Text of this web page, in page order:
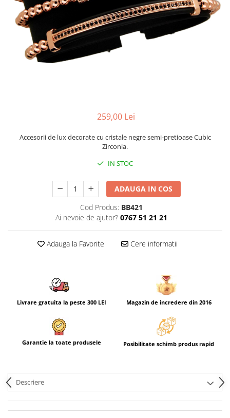
CERCEI
CEASURI DAMA
259,00 Lei
Accesorii de lux decorate cu cristale negre semi-pretioase Cubic
Zirconia.
IN STOC
ADAUGA IN COS
Cod Produs: BB421
Ai nevoie de ajutor? 0767 51 21 21
Adauga la Favorite Cere informatii
Livrare gratuita la peste 300 LEI Magazin de incredere din 2016
Garantie la toate produsele Posibilitate schimb produs rapid
Descriere